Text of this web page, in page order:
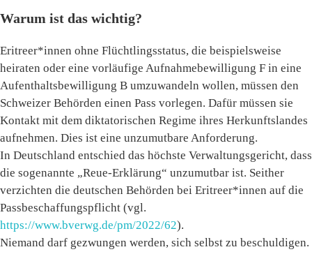
Warum ist das wichtig?
Eritreer*innen ohne Flüchtlingsstatus, die beispielsweise
heiraten oder eine vorläufige Aufnahmebewilligung F in eine
Aufenthaltsbewilligung B umzuwandeln wollen, müssen den
Schweizer Behörden einen Pass vorlegen. Dafür müssen sie
Kontakt mit dem diktatorischen Regime ihres Herkunftslandes
aufnehmen. Dies ist eine unzumutbare Anforderung.
In Deutschland entschied das höchste Verwaltungsgericht, dass
die sogenannte „Reue-Erklärung“ unzumutbar ist. Seither
verzichten die deutschen Behörden bei Eritreer*innen auf die
Passbeschaffungspflicht (vgl.
https://www.bverwg.de/pm/2022/62).
Niemand darf gezwungen werden, sich selbst zu beschuldigen.